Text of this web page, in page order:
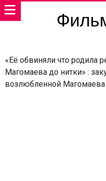
«Её обвиняли что родила
Магомаева до нитки» :
возлюбленной